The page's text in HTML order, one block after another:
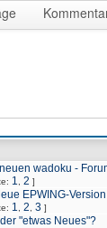
wadoku -
1 2 ]
EPWING-
1 2 3 ]
"etwas Neues"?